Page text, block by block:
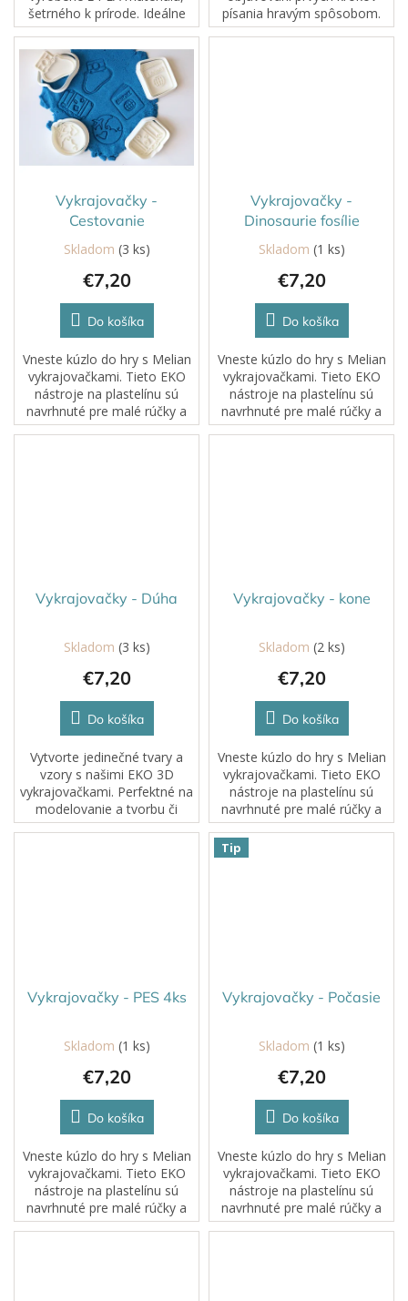
šetrného k prírode. Ideálne
na prácu s plastelínou,
kinetickým pieskom, cestom
či hlinou.
písania hravým spôsobom.
Vykrajovačky -
Cestovanie
Skladom (3 ks)
€7,20
Do košíka
Vneste kúzlo do hry s Melian
vykrajovačkami. Tieto EKO
nástroje na plastelínu sú
navrhnuté pre malé rúčky a
veľkú fantáziu. Každé
Vykrajovačky -
Dinosaurie fosílie
Skladom (1 ks)
€7,20
Do košíka
Vneste kúzlo do hry s Melian
vykrajovačkami. Tieto EKO
nástroje na plastelínu sú
navrhnuté pre malé rúčky a
veľkú fantáziu. Každé
Vykrajovačky - Dúha
Skladom (3 ks)
€7,20
Do košíka
Vytvorte jedinečné tvary a
vzory s našimi EKO 3D
vykrajovačkami. Perfektné na
modelovanie a tvorbu či
dokonca pečenie vašich
Vykrajovačky - kone
Skladom (2 ks)
€7,20
Do košíka
Vneste kúzlo do hry s Melian
vykrajovačkami. Tieto EKO
nástroje na plastelínu sú
navrhnuté pre malé rúčky a
veľkú fantáziu. Každé
stlačenie, rolovanie či
odtlačok sa mení na
Vykrajovačky - PES 4ks
Skladom (1 ks)
€7,20
Do košíka
Vneste kúzlo do hry s Melian
vykrajovačkami. Tieto EKO
nástroje na plastelínu sú
navrhnuté pre malé rúčky a
veľkú fantáziu. Každé
Tip
Vykrajovačky - Počasie
Skladom (1 ks)
€7,20
Do košíka
Vneste kúzlo do hry s Melian
vykrajovačkami. Tieto EKO
nástroje na plastelínu sú
navrhnuté pre malé rúčky a
veľkú fantáziu. Každé